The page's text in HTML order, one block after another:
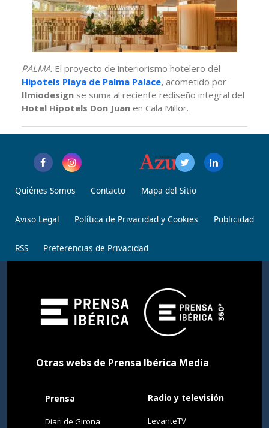
PALMA. El proyecto de interiorismo hotelero del
Hipotels Playa de Palma Palace, acometido por
Ilmiodesign se suma al reciente rediseño integral del
Hotel Hipotels Don Juan en Cala Millor.
Quiénes Somos Contacto Mapa del Sitio
Aviso Legal Política de Privacidad y Cookies Publicidad
RSS Preferencias de Privacidad
Otras webs de Prensa Ibérica Media
Prensa
Diari de Girona
Radio y televisión
LevanteTV